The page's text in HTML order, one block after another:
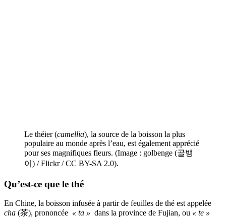
Le théier (camellia), la source de la boisson la plus
populaire au monde après l’eau, est également apprécié
pour ses magnifiques fleurs. (Image : golbenge (골뱅
이) / Flickr / CC BY-SA 2.0).
Qu’est-ce que le thé
En Chine, la boisson infusée à partir de feuilles de thé est appelée
cha (茶), prononcée « ta » dans la province de Fujian, ou « te »